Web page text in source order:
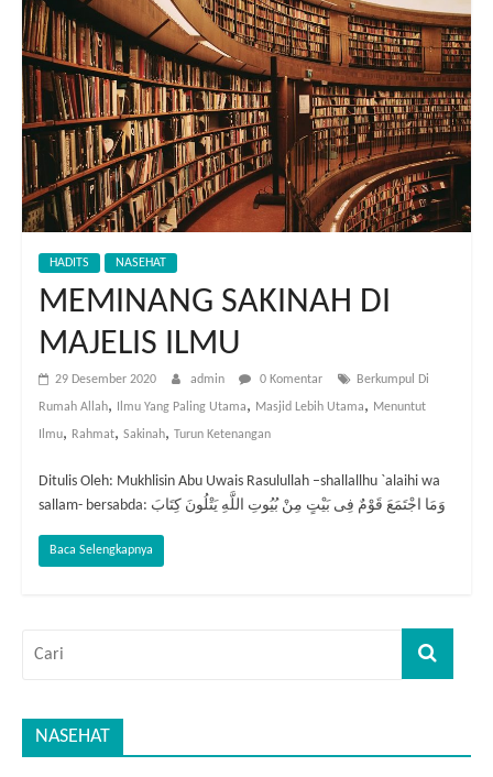
HADITS NASEHAT
MEMINANG SAKINAH DI
MAJELIS ILMU
29 Desember 2020 admin 0 Komentar Berkumpul Di
Rumah Allah, Ilmu Yang Paling Utama, Masjid Lebih Utama, Menuntut
Ilmu, Rahmat, Sakinah, Turun Ketenangan
Ditulis Oleh: Mukhlisin Abu Uwais Rasulullah –shallallhu `alaihi wa
sallam- bersabda: وَمَا اجْتَمَعَ قَوْمٌ فِى بَيْتٍ مِنْ بُيُوتِ اللَّهِ يَتْلُونَ كِتَابَ
Baca Selengkapnya
NASEHAT